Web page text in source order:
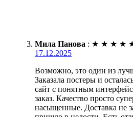
Мила Панова : ★ ★ ★ ★
17.12.2025
Возможно, это один из
Заказала постеры и
сайт с понятным
заказ. Качество просто
насыщенные. Доставка не